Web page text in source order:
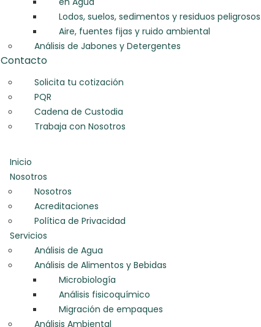
Lodos, suelos, sedimentos y residuos
Aire, fuentes fijas y ruido ambiental
Análisis de Jabones y Detergentes
Contacto
Solicita tu cotización
PQR
Cadena de Custodia
Trabaja con Nosotros
Inicio
Nosotros
Nosotros
Acreditaciones
Política de Privacidad
Servicios
Análisis de Agua
Análisis de Alimentos y Bebidas
Microbiología
Análisis fisicoquímico
Migración de empaques
Análisis Ambiental